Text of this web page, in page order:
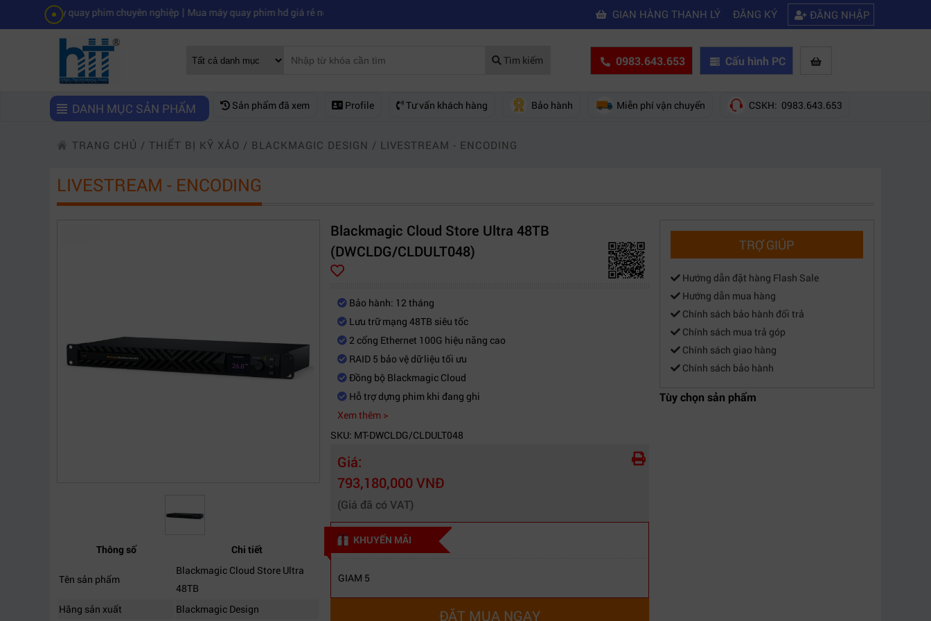
quay phim chuyên nghiệp|Mua máy quay phim hd giá rẻ nên mua của hãng nào? Mách bạn 5 cách khắc phục laptop không kết nối được wifi|Kinh nghiệm chọn mua máy quay phim giá rẻ bạn nên biết
GIAN HÀNG THANH LÝ ĐĂNG KÝ ĐĂNG NHẬP
Tìm kiếm 0983.643.653 Cấu hình PC
DANH MỤC SẢN PHẨM Sản phẩm đã xem Profile Tư vấn khách hàng Bảo hành Miễn phí vận chuyển CSKH: 0983.643.653
TRANG CHỦ / THIẾT BỊ KỸ XẢO / BLACKMAGIC DESIGN / LIVESTREAM - ENCODING
LIVESTREAM - ENCODING
Thông số Chi tiết
Tên sản phẩm
Blackmagic Cloud Store Ultra
48TB
Hãng sản xuất
Blackmagic Design
Blackmagic Cloud Store Ultra 48TB
(DWCLDG/CLDULT048)
Bảo hành: 12 tháng
Lưu trữ mạng 48TB siêu tốc
2 cổng Ethernet 100G hiệu năng cao
RAID 5 bảo vệ dữ liệu tối ưu
Đồng bộ Blackmagic Cloud
Hỗ trợ dựng phim khi đang ghi
Xem thêm >
SKU: MT-DWCLDG/CLDULT048
Giá:
793,180,000 VNĐ
(Giá đã có VAT)
KHUYẾN MÃI
GIAM 5
ĐẶT MUA NGAY
TRỢ GIÚP
Hướng dẫn đặt hàng Flash Sale
Hướng dẫn mua hàng
Chính sách bảo hành đổi trả
Chính sách mua trả góp
Chính sách giao hàng
Chính sách bảo hành
Tùy chọn sản phẩm